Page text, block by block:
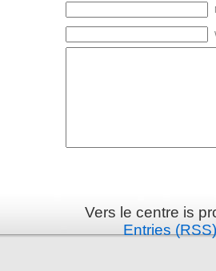
Vers le centre is
Entries (RSS)